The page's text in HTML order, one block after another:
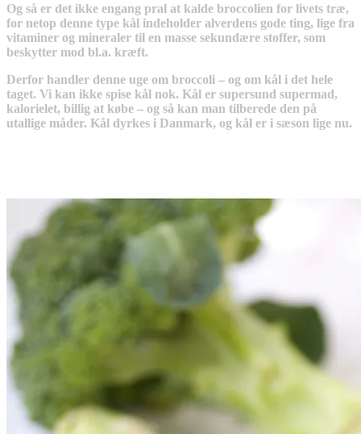
Og så er det ikke engang pral at kalde broccolien for livets træ,
for netop denne type kål indeholder alverdens gode ting, lige fra
vitaminer og mineraler til en masse sekundære stoffer, som
beskytter mod bl.a. kræft.
Derfor handler denne uge om broccoli – og om kål i det hele
taget. Vi kan ikke spise kål nok. Kål er supersund supermad,
kalorielet, billig at købe – og så kan man tilberede den på
utallige måder. Kål dyrkes i Danmark, og kål er i sæson lige nu.